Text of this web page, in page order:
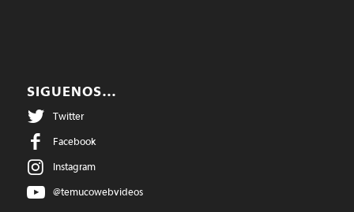
SIGUENOS…
Twitter
Facebook
Instagram
@temucowebvideos